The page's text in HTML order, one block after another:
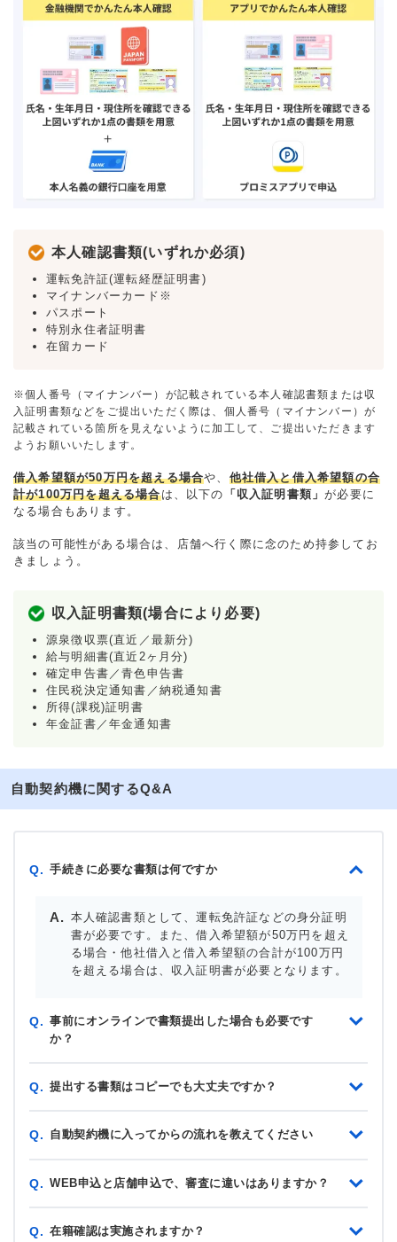
本人確認書類(いずれか必須)
運転免許証(運転経歴証明書)
マイナンバーカード※
パスポート
特別永住者証明書
在留カード
※個人番号（マイナンバー）が記載されている本人確認書類または収
入証明書類などをご提出いただく際は、個人番号（マイナンバー）が
記載されている箇所を見えないように加工して、ご提出いただきます
ようお願いいたします。
借入希望額が50万円を超える場合や、 他社借入と借入希望額の合
計が100万円を超える場合は、以下の 「収入証明書類」が必要に
なる場合もあります。
該当の可能性がある場合は、店舗へ行く際に念のため持参してお
きましょう。
収入証明書類(場合により必要)
源泉徴収票(直近／最新分)
給与明細書(直近2ヶ月分)
確定申告書／青色申告書
住民税決定通知書／納税通知書
所得(課税)証明書
年金証書／年金通知書
自動契約機に関するQ&A
Q. 手続きに必要な書類は何ですか
本人確認書類として、運転免許証などの身分証明
書が必要です。また、借入希望額が50万円を超え
る場合・他社借入と借入希望額の合計が100万円
を超える場合は、収入証明書が必要となります。
Q. 事前にオンラインで書類提出した場合も必要です
か？
Q. 提出する書類はコピーでも大丈夫ですか？
Q. 自動契約機に入ってからの流れを教えてください
Q. WEB申込と店舗申込で、審査に違いはありますか？
Q. 在籍確認は実施されますか？